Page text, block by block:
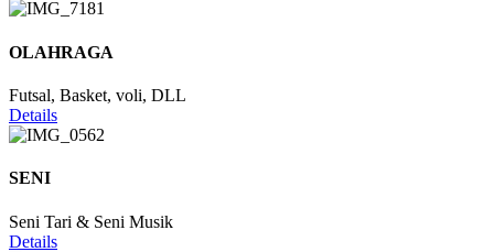
OLAHRAGA
Futsal, Basket, voli, DLL
Details
SENI
Seni Tari & Seni Musik
Details